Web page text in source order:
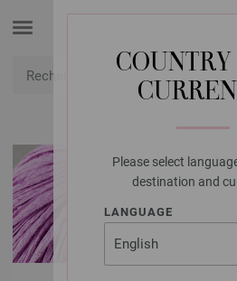
Please select
destination and
LANGUAGE